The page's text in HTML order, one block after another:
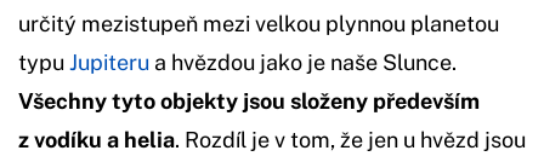
určitý mezistupeň mezi velkou plynnou planetou
typu Jupiteru a hvězdou jako je naše Slunce.
Všechny tyto objekty jsou složeny především
z vodíku a helia. Rozdíl je v tom, že jen u hvězd jsou